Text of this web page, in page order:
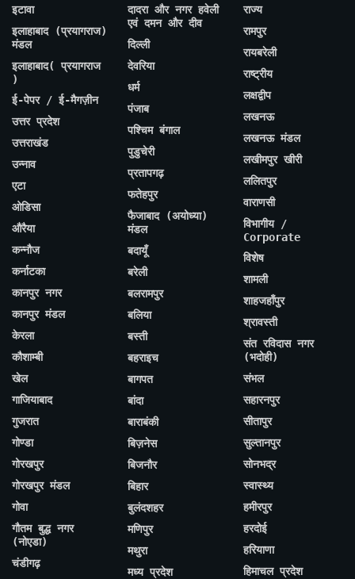
इटावा
इलाहाबाद (प्रयागराज)
मंडल
इलाहाबाद( प्रयागराज
)
ई-पेपर / ई-मैगज़ीन
उत्तर प्रदेश
उत्तराखंड
उन्नाव
एटा
ओडिसा
औरैया
कन्नौज
कर्नाटका
कानपुर नगर
कानपुर मंडल
केरला
कौशाम्बी
खेल
गाजियाबाद
गुजरात
गोण्डा
गोरखपुर
गोरखपुर मंडल
गोवा
गौतम बुद्ध नगर
(नोएडा)
चंडीगढ़
दादरा और नगर हवेली
एवं दमन और दीव
दिल्ली
देवरिया
धर्म
पंजाब
पश्चिम बंगाल
पुडुचेरी
प्रतापगढ़
फतेहपुर
फैजाबाद (अयोध्या)
मंडल
बदायूँ
बरेली
बलरामपुर
बलिया
बस्ती
बहराइच
बागपत
बांदा
बाराबंकी
बिज़नेस
बिजनौर
बिहार
बुलंदशहर
मणिपुर
मथुरा
मध्य प्रदेश
राज्य
रामपुर
रायबरेली
राष्ट्रीय
लक्षद्वीप
लखनऊ
लखनऊ मंडल
लखीमपुर खीरी
ललितपुर
वाराणसी
विभागीय /
Corporate
विशेष
शामली
शाहजहाँपुर
श्रावस्ती
संत रविदास नगर
(भदोही)
संभल
सहारनपुर
सीतापुर
सुल्तानपुर
सोनभद्र
स्वास्थ्य
हमीरपुर
हरदोई
हरियाणा
हिमाचल प्रदेश